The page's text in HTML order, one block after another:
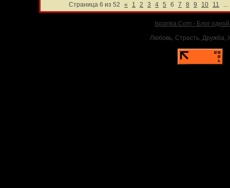
Страница 6 из 52 « 1 2 3 4 5 6 7 8 9 10 11 ...
Ispanka.Com - Блог
Любовь, Страсть, Дружба,